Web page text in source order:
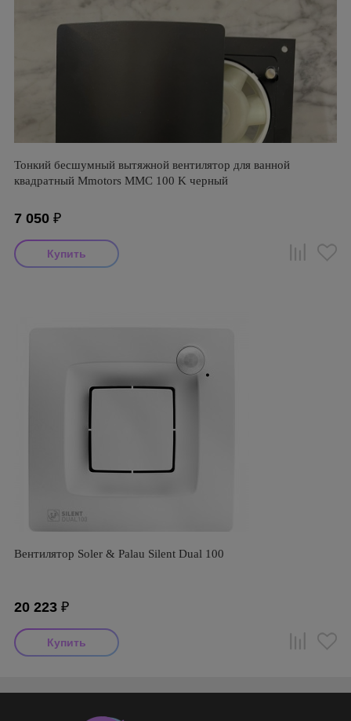
Тонкий бесшумный вытяжной вентилятор для ванной
квадратный Mmotors ММC 100 K черный
7 050 ₽
Вентилятор Soler & Palau Silent Dual 100
20 223 ₽